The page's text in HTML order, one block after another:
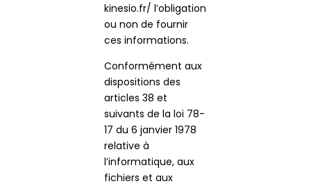
kinesio.fr/ l’obligation
ou non de fournir
ces informations.
Conformément aux
dispositions des
articles 38 et
suivants de la loi 78-
17 du 6 janvier 1978
relative à
l’informatique, aux
fichiers et aux